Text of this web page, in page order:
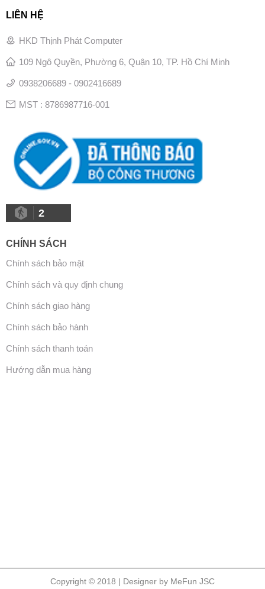
LIÊN HỆ
HKD Thịnh Phát Computer
109 Ngô Quyền, Phường 6, Quận 10, TP. Hồ Chí Minh
0938206689 - 0902416689
MST : 8786987716-001
2
CHÍNH SÁCH
Chính sách bảo mật
Chính sách và quy định chung
Chính sách giao hàng
Chính sách bảo hành
Chính sách thanh toán
Hướng dẫn mua hàng
Copyright © 2018 | Designer by MeFun JSC